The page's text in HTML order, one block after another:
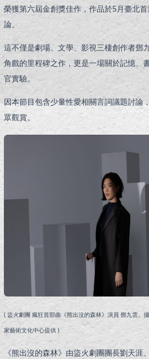
榮獲第六屆金創獎佳作，作品於5月臺北
論。
這不僅是劇場、文學、影視三棲創作者鄧
角戲的里程碑之作，更是一場關於記憶、
官實驗。
因本節目包含少量性愛相關言詞議題討論
眾觀賞。
( 盜火劇團 瘋狂首部曲《熊出沒的森林》演員 鄧九雲。
家藝術文化中心提供 )
《熊出沒的森林》由盜火劇團團長劉天涯